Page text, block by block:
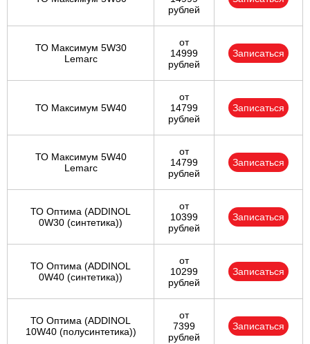
рублей
ТО Максимум 5W30
Lemarc
от
14999
рублей
Записаться
ТО Максимум 5W40
от
14799
рублей
Записаться
ТО Максимум 5W40
Lemarc
от
14799
рублей
Записаться
ТО Оптима (ADDINOL
0W30 (синтетика))
от
10399
рублей
Записаться
ТО Оптима (ADDINOL
0W40 (синтетика))
от
10299
рублей
Записаться
ТО Оптима (ADDINOL
10W40 (полусинтетика))
от
7399
рублей
Записаться